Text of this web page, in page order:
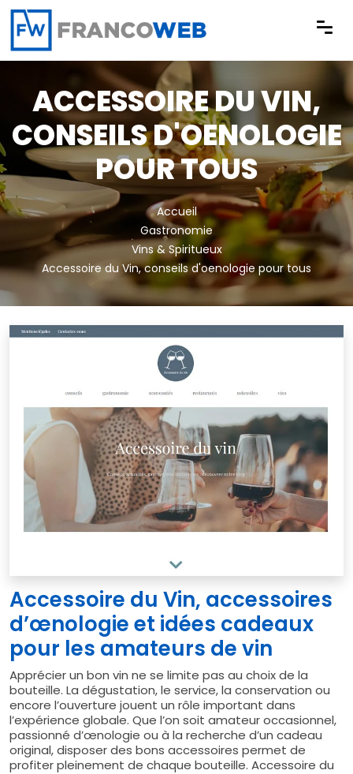
Panneau de gestion des cookies
ACCESSOIRE DU VIN,
CONSEILS D'OENOLOGIE
POUR TOUS
Accueil
Gastronomie
Vins & Spiritueux
Accessoire du Vin, conseils d'oenologie pour tous
Accessoire du Vin, accessoires
d’œnologie et idées cadeaux
pour les amateurs de vin
Apprécier un bon vin ne se limite pas au choix de la
bouteille. La dégustation, le service, la conservation ou
encore l’ouverture jouent un rôle important dans
l’expérience globale. Que l’on soit amateur occasionnel,
passionné d’œnologie ou à la recherche d’un cadeau
original, disposer des bons accessoires permet de
profiter pleinement de chaque bouteille. Accessoire du